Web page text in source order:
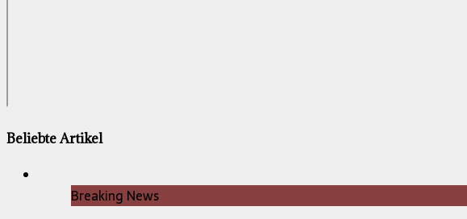
Beliebte Artikel
Breaking News